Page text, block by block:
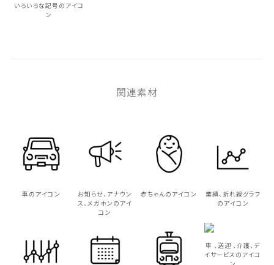
いろいろな記号のアイコ
ン
関連素材
車のアイコン
お知らせ、アナウン
ス、メガホンのアイ
コン
赤ちゃんのアイコン
業績、折れ線グラフ
のアイコン
車 、送迎 、介護、デ
イサービスのアイコ